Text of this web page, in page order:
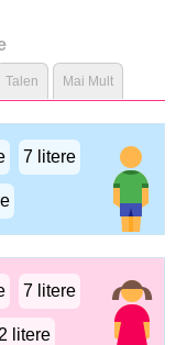
Talen Mai Mult
7 litere
7 litere
litere